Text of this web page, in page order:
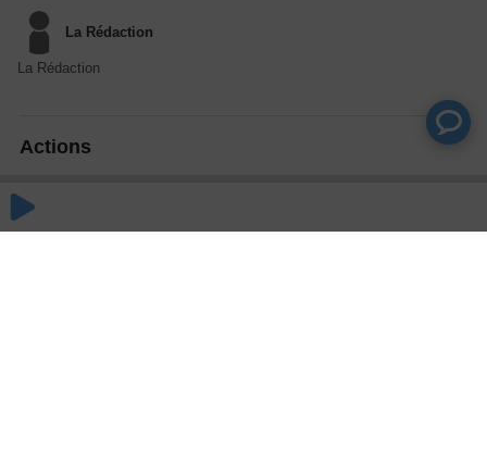
La Rédaction
La Rédaction
Actions